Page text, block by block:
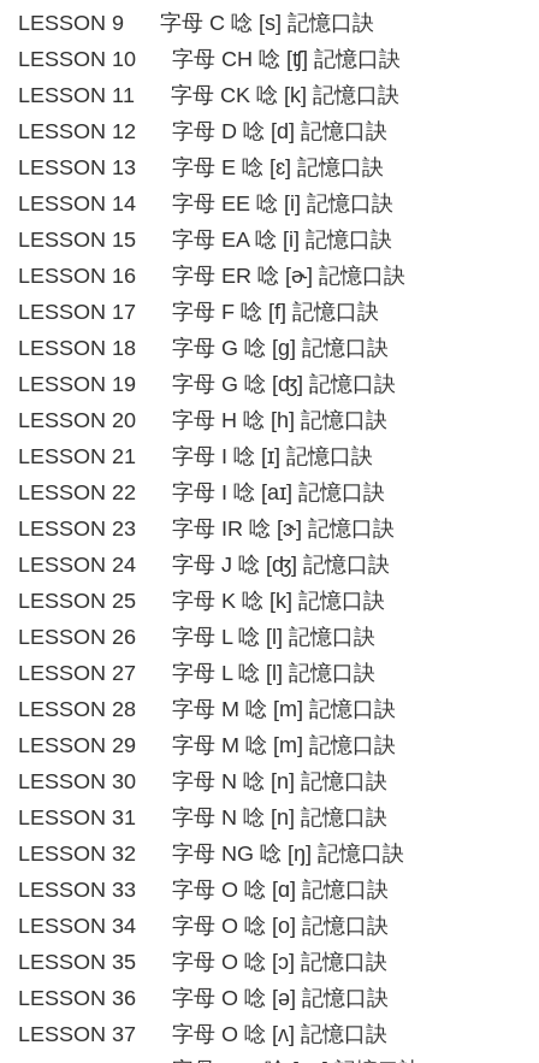
LESSON 9 字母 C 唸 [s] 記憶口訣
LESSON 10 字母 CH 唸 [ʧ] 記憶口訣
LESSON 11 字母 CK 唸 [k] 記憶口訣
LESSON 12 字母 D 唸 [d] 記憶口訣
LESSON 13 字母 E 唸 [ɛ] 記憶口訣
LESSON 14 字母 EE 唸 [i] 記憶口訣
LESSON 15 字母 EA 唸 [i] 記憶口訣
LESSON 16 字母 ER 唸 [ɚ] 記憶口訣
LESSON 17 字母 F 唸 [f] 記憶口訣
LESSON 18 字母 G 唸 [g] 記憶口訣
LESSON 19 字母 G 唸 [ʤ] 記憶口訣
LESSON 20 字母 H 唸 [h] 記憶口訣
LESSON 21 字母 I 唸 [ɪ] 記憶口訣
LESSON 22 字母 I 唸 [aɪ] 記憶口訣
LESSON 23 字母 IR 唸 [ɝ] 記憶口訣
LESSON 24 字母 J 唸 [ʤ] 記憶口訣
LESSON 25 字母 K 唸 [k] 記憶口訣
LESSON 26 字母 L 唸 [l] 記憶口訣
LESSON 27 字母 L 唸 [l] 記憶口訣
LESSON 28 字母 M 唸 [m] 記憶口訣
LESSON 29 字母 M 唸 [m] 記憶口訣
LESSON 30 字母 N 唸 [n] 記憶口訣
LESSON 31 字母 N 唸 [n] 記憶口訣
LESSON 32 字母 NG 唸 [ŋ] 記憶口訣
LESSON 33 字母 O 唸 [ɑ] 記憶口訣
LESSON 34 字母 O 唸 [o] 記憶口訣
LESSON 35 字母 O 唸 [ɔ] 記憶口訣
LESSON 36 字母 O 唸 [ə] 記憶口訣
LESSON 37 字母 O 唸 [ʌ] 記憶口訣